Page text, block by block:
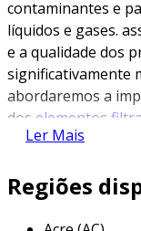
contaminantes e
líquidos e gases.
e a qualidade dos
significativamente
abordaremos a
dos elementos
filtrantes
Ler Mais
Regiões